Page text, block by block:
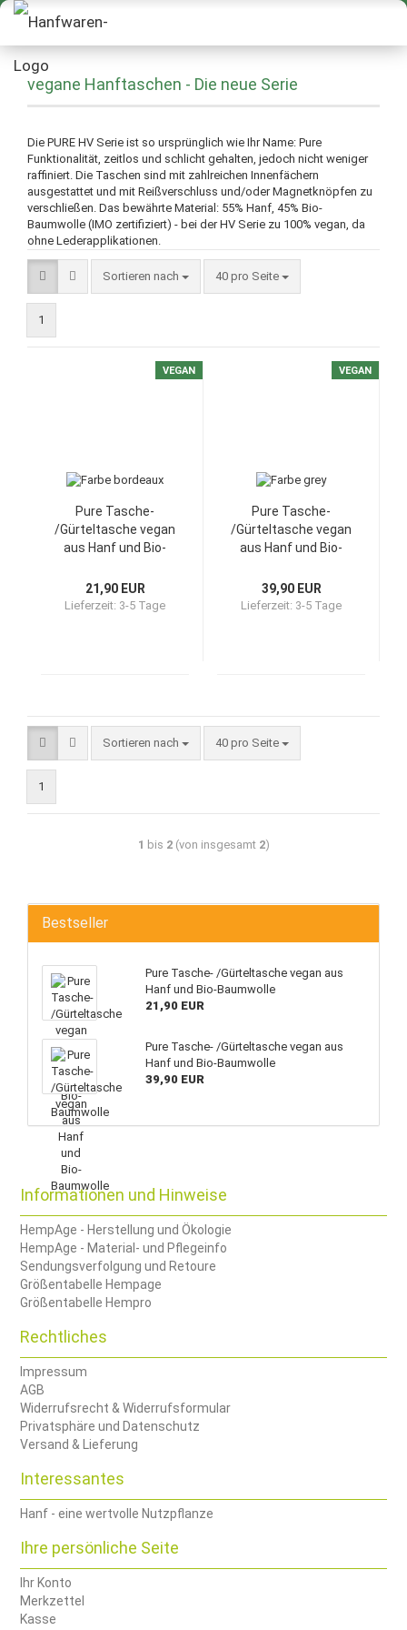
vegane Hanftaschen - Die neue Serie
Die PURE HV Serie ist so ursprünglich wie Ihr Name: Pure
Funktionalität, zeitlos und schlicht gehalten, jedoch nicht weniger
raffiniert. Die Taschen sind mit zahlreichen Innenfächern
ausgestattet und mit Reißverschluss und/oder Magnetknöpfen zu
verschließen. Das bewährte Material: 55% Hanf, 45% Bio-
Baumwolle (IMO zertifiziert) - bei der HV Serie zu 100% vegan, da
ohne Lederapplikationen.
Sortieren nach 40 pro Seite
1
VEGAN
Pure Tasche-
/Gürteltasche vegan
aus Hanf und Bio-
21,90 EUR
Lieferzeit: 3-5 Tage
VEGAN
Pure Tasche-
/Gürteltasche vegan
aus Hanf und Bio-
39,90 EUR
Lieferzeit: 3-5 Tage
Sortieren nach 40 pro Seite
1
1 bis 2(von insgesamt 2)
Bestseller
Pure Tasche- /Gürteltasche vegan aus
Hanf und Bio-Baumwolle
21,90 EUR
Pure Tasche- /Gürteltasche vegan aus
Hanf und Bio-Baumwolle
39,90 EUR
Informationen und Hinweise
HempAge - Herstellung und Ökologie
HempAge - Material- und Pflegeinfo
Sendungsverfolgung und Retoure
Größentabelle Hempage
Größentabelle Hempro
Rechtliches
Impressum
AGB
Widerrufsrecht & Widerrufsformular
Privatsphäre und Datenschutz
Versand & Lieferung
Interessantes
Hanf - eine wertvolle Nutzpflanze
Ihre persönliche Seite
Ihr Konto
Merkzettel
Kasse